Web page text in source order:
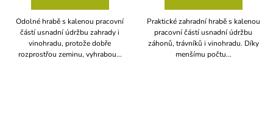
Odolné hrabě s kalenou pracovní
částí usnadní údržbu zahrady i
vinohradu, protože dobře
rozprostřou zeminu, vyhrabou...
Praktické zahradní hrabě s kalenou
pracovní částí usnadní údržbu
záhonů, trávníků i vinohradu. Díky
menšímu počtu...